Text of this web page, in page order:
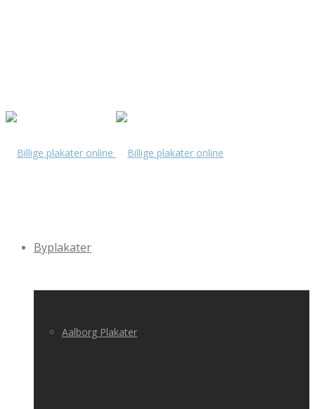
Byplakater
Aalborg Plakater